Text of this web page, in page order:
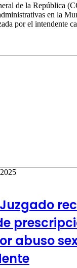
de la República
en la
por el intendente
abuso